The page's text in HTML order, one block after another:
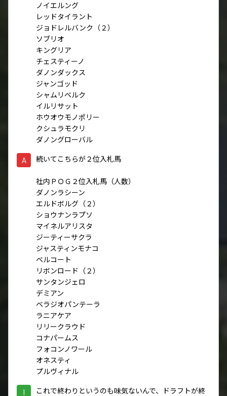
ノイエルング
レッドタイラント
ジョドレルバンク（２）
ソブリオ
キングリア
チェスティーノ
ダノンダックス
ジャンゴッド
シャムリベルク
イルリサット
ホウオウモノポリー
クシュラモクリ
ダノングローバル
A 続いてこちらが２位入札馬
社内ＰＯＧ２位入札馬（人数）
ダノンラシーン
エルドボルグ（２）
ショウナンラプソ
マイネルアリスタ
ジーティーサクラ
ジャスティンモナコ
ベルコート
リボンロード（２）
サンタンジェロ
デミアン
ベラジオパンテーラ
ラニアケア
リリークラウド
コナパームス
フォコンノワール
オネスティ
プルヴィナル
I これで終わりというのも味気ないんで、ドラフトが終